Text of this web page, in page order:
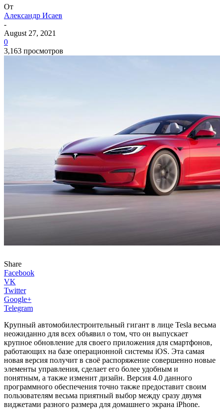
От
Александр Исаев
-
August 27, 2021
0
3,163 просмотров
Share
Facebook
VK
Twitter
Google+
Telegram
Крупный автомобилестроительный гигант в лице Tesla весьма
неожиданно для всех объявил о том, что он выпускает
крупное обновление для своего приложения для смартфонов,
работающих на базе операционной системы iOS. Эта самая
новая версия получит в своё распоряжение совершенно новые
элементы управления, сделает его более удобным и
понятным, а также изменит дизайн. Версия 4.0 данного
программного обеспечения точно также предоставит своим
пользователям весьма приятный выбор между сразу двумя
виджетами разного размера для домашнего экрана iPhone.